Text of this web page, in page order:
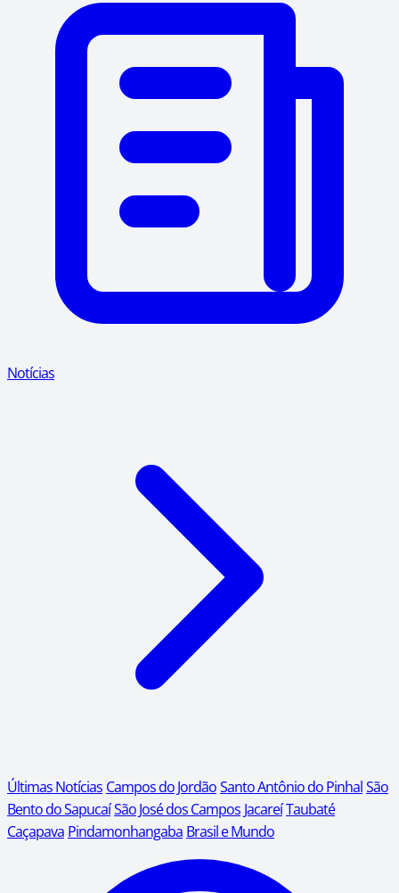
Notícias
Últimas Notícias Campos do JordãoSanto Antônio do PinhalSão
Bento do SapucaíSão José dos Campos JacareíTaubaté
Caçapava Pindamonhangaba Brasil e Mundo